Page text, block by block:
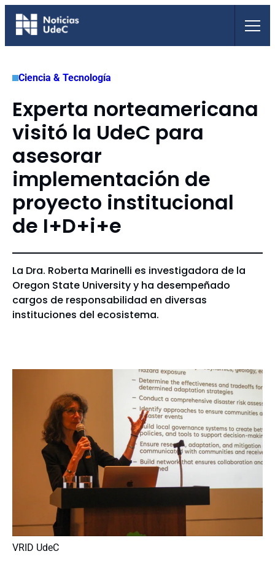
Saltar
Ciencia & Tecnología
Experta norteamericana
visitó la UdeC para
asesorar
implementación de
proyecto institucional
de I+D+i+e
La Dra. Roberta Marinelli es investigadora de la
Oregon State University y ha desempeñado
cargos de responsabilidad en diversas
instituciones del ecosistema.
VRID UdeC